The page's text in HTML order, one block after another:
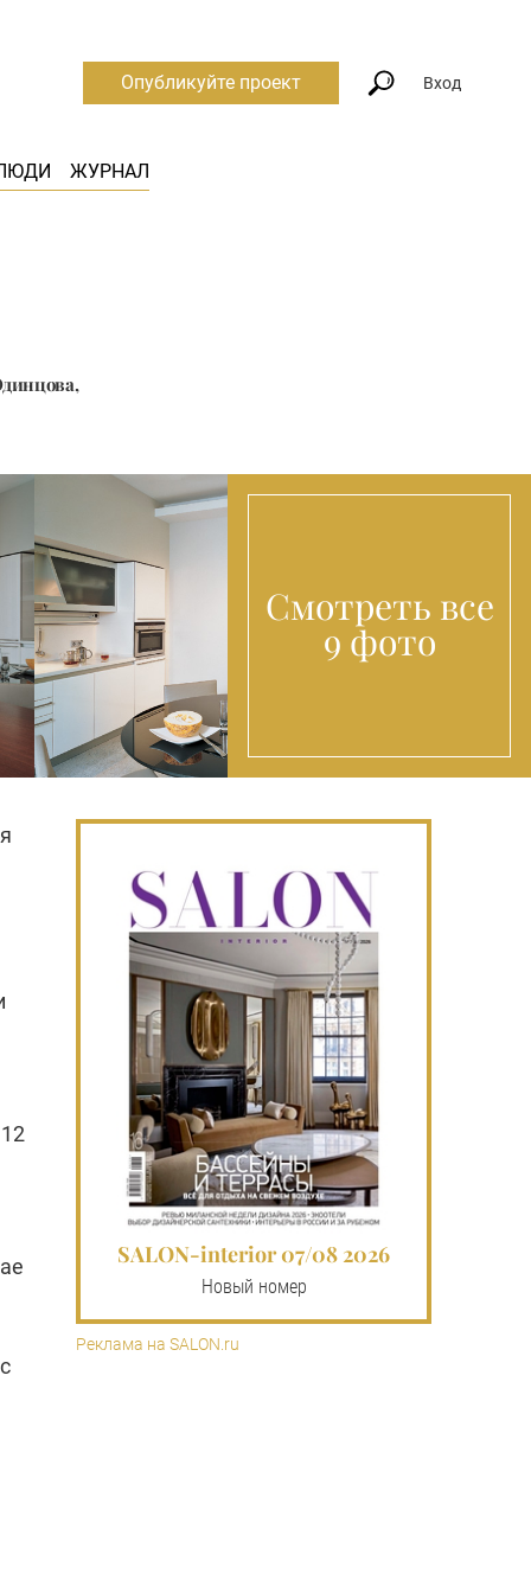
ЖУРНАЛ
Опубликуйте проект Вход
Смотреть все
9 фото
SALON-interior 07/08 2026
Новый номер
Реклама на SALON.ru